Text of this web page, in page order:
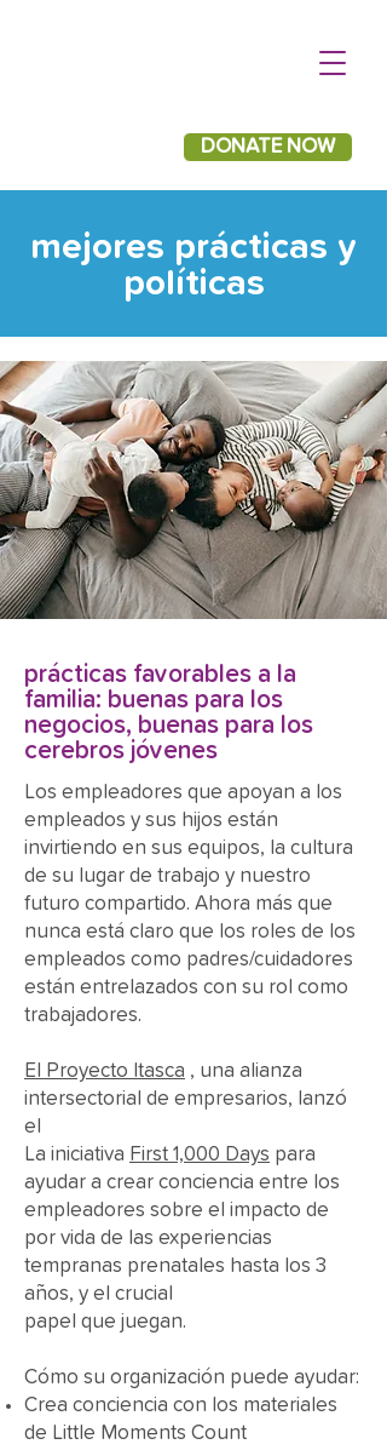
DONATE NOW
mejores prácticas y
políticas
prácticas favorables a la
familia: buenas para los
negocios, buenas para los
cerebros jóvenes
Los empleadores que apoyan a los
empleados y sus hijos están
invirtiendo en sus equipos, la cultura
de su lugar de trabajo y nuestro
futuro compartido. Ahora más que
nunca está claro que los roles de los
empleados como padres/cuidadores
están entrelazados con su rol como
trabajadores.
El Proyecto Itasca , una alianza
intersectorial de empresarios, lanzó
el
La iniciativa First 1,000 Days para
ayudar a crear conciencia entre los
empleadores sobre el impacto de
por vida de las experiencias
tempranas prenatales hasta los 3
años, y el crucial
papel que juegan.
Cómo su organización puede ayudar:
Crea conciencia con los materiales
de Little Moments Count